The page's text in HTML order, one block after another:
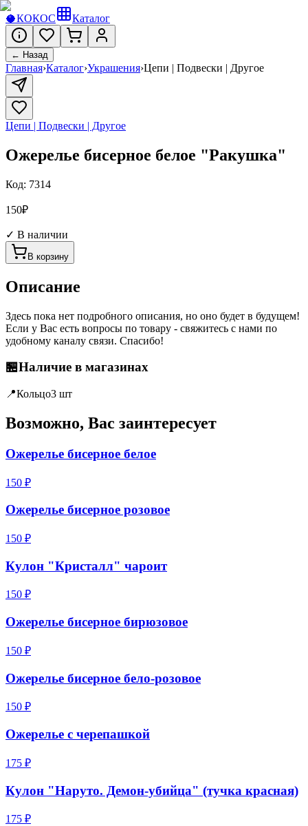
🥥КОКОС Каталог
← Назад
Главная›Каталог›Украшения›Цепи | Подвески | Другое
Цепи | Подвески | Другое
Ожерелье бисерное белое "Ракушка"
Код: 7314
150₽
✓ В наличии
В корзину
Описание
Здесь пока нет подробного описания, но оно будет в будущем!
Если у Вас есть вопросы по товару - свяжитесь с нами по
удобному каналу связи. Спасибо!
🏪Наличие в магазинах
📍Кольцо3 шт
Возможно, Вас заинтересует
Ожерелье бисерное белое
150 ₽
Ожерелье бисерное розовое
150 ₽
Кулон "Кристалл" чароит
150 ₽
Ожерелье бисерное бирюзовое
150 ₽
Ожерелье бисерное бело-розовое
150 ₽
Ожерелье c черепашкой
175 ₽
Кулон "Наруто. Демон-убийца" (тучка красная)
175 ₽